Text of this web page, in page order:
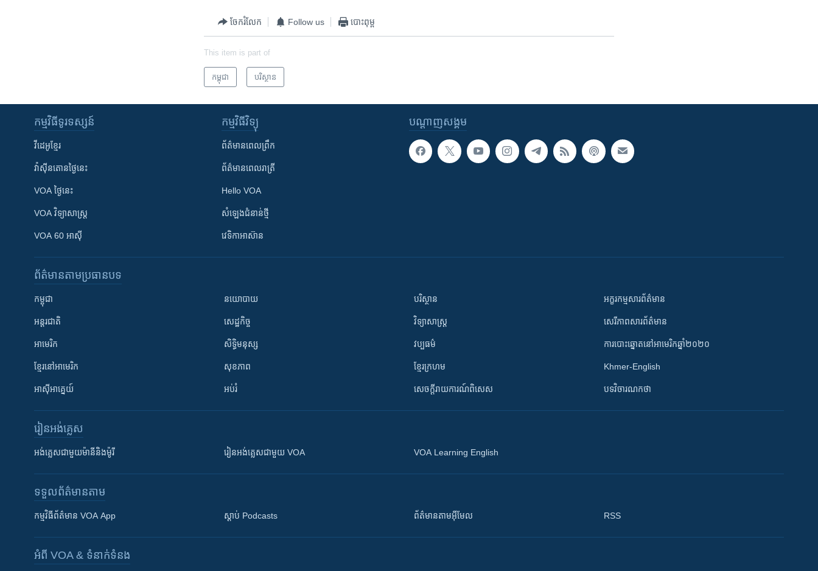
ចែករំលែក Follow us បោះពុម្ព
This item is part of
កម្ពុជា បរិស្ថាន
បណ្តាញ​សង្គម
កម្មវិធី​ទូរទស្សន៍
វីដេអូ​ខ្មែរ
វ៉ាស៊ីនតោន​ថ្ងៃ​នេះ
VOA ថ្ងៃនេះ
VOA ​វិទ្យាសាស្ត្រ
VOA 60 អាស៊ី
កម្មវិធី​វិទ្យុ
ព័ត៌មាន​ពេល​ព្រឹក
ព័ត៌មាន​​ពេល​រាត្រី
Hello VOA
សំឡេង​ជំនាន់​ថ្មី
វេទិកា​អាស៊ាន
ព័ត៌មាន​តាមប្រធានបទ​
កម្ពុជា
អន្តរជាតិ
អាមេរិក
ខ្មែរ​នៅអាមេរិក
អាស៊ីអាគ្នេយ៍
នយោបាយ
សេដ្ឋកិច្ច
សិទ្ធិមនុស្ស
សុខភាព
អប់រំ
បរិស្ថាន
វិទ្យាសាស្រ្ត
វប្បធម៌
ខ្មែរក្រហម
សេចក្តីរាយការណ៍ពិសេស
អក្ខរកម្មសារព័ត៌មាន
សេរីភាពសារព័ត៌មាន
ការបោះឆ្នោតនៅអាមេរិកឆ្នាំ២០២០
Khmer-English
បទវិចារណកថា
រៀន​​អង់គ្លេស
អង់គ្លេស​ជាមួយ​ម៉ានី​និង​ម៉ូរី រៀន​​​​​​អង់គ្លេស​​ជាមួយ VOA VOA Learning English
ទទួល​ព័ត៌មាន​តាម
កម្មវិធី​ព័ត៌មាន VOA App ស្តាប់ Podcasts ព័ត៌មាន​តាម​អ៊ីមែល RSS
អំពី​ VOA & ទំនាក់ទំនង